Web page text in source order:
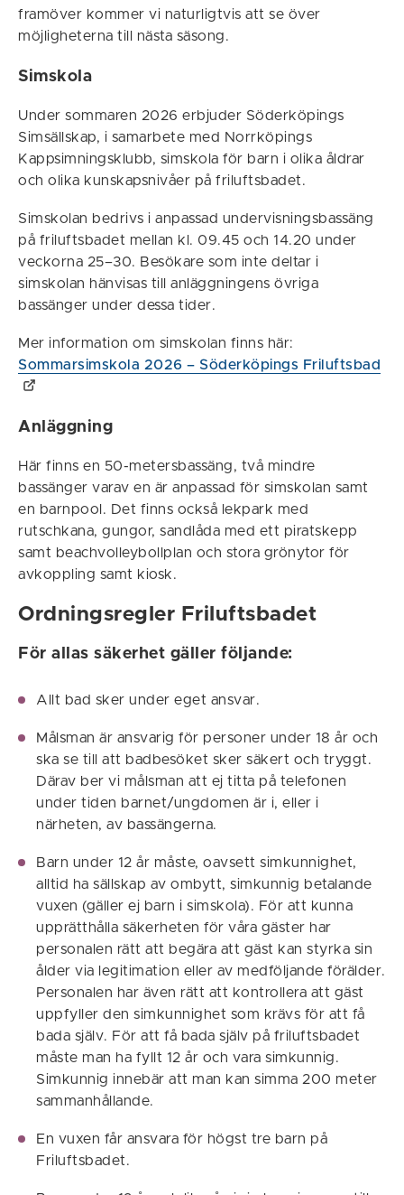
framöver kommer vi naturligtvis att se över
möjligheterna till nästa säsong.
Simskola
Under sommaren 2026 erbjuder Söderköpings
Simsällskap, i samarbete med Norrköpings
Kappsimningsklubb, simskola för barn i olika åldrar
och olika kunskapsnivåer på friluftsbadet.
Simskolan bedrivs i anpassad undervisningsbassäng
på friluftsbadet mellan kl. 09.45 och 14.20 under
veckorna 25–30. Besökare som inte deltar i
simskolan hänvisas till anläggningens övriga
bassänger under dessa tider.
Mer information om simskolan finns här:
Sommarsimskola 2026 – Söderköpings Friluftsbad
Anläggning
Här finns en 50-metersbassäng, två mindre
bassänger varav en är anpassad för simskolan samt
en barnpool. Det finns också lekpark med
rutschkana, gungor, sandlåda med ett piratskepp
samt beachvolleybollplan och stora grönytor för
avkoppling samt kiosk.
Ordningsregler Friluftsbadet
För allas säkerhet gäller följande:
Allt bad sker under eget ansvar.
Målsman är ansvarig för personer under 18 år och
ska se till att badbesöket sker säkert och tryggt.
Därav ber vi målsman att ej titta på telefonen
under tiden barnet/ungdomen är i, eller i
närheten, av bassängerna.
Barn under 12 år måste, oavsett simkunnighet,
alltid ha sällskap av ombytt, simkunnig betalande
vuxen (gäller ej barn i simskola). För att kunna
upprätthålla säkerheten för våra gäster har
personalen rätt att begära att gäst kan styrka sin
ålder via legitimation eller av medföljande förälder.
Personalen har även rätt att kontrollera att gäst
uppfyller den simkunnighet som krävs för att få
bada själv. För att få bada själv på friluftsbadet
måste man ha fyllt 12 år och vara simkunnig.
Simkunnig innebär att man kan simma 200 meter
sammanhållande.
En vuxen får ansvara för högst tre barn på
Friluftsbadet.